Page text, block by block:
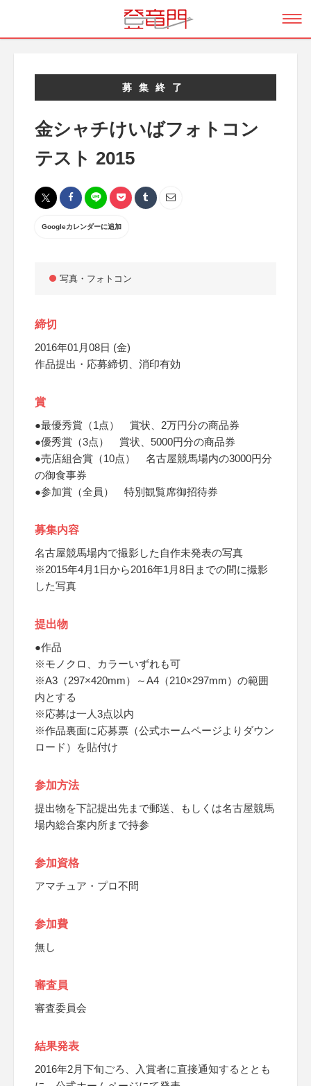
募集終了
金シャチけいばフォトコン
テスト 2015
Googleカレンダーに追加
写真・フォトコン
締切
2016年01月08日 (金)
作品提出・応募締切、消印有効
賞
●最優秀賞（1点） 賞状、2万円分の商品券
●優秀賞（3点） 賞状、5000円分の商品券
●売店組合賞（10点） 名古屋競馬場内の3000円分
の御食事券
●参加賞（全員） 特別観覧席御招待券
募集内容
名古屋競馬場内で撮影した自作未発表の写真
※2015年4月1日から2016年1月8日までの間に撮影
した写真
提出物
●作品
※モノクロ、カラーいずれも可
※A3（297×420mm）～A4（210×297mm）の範囲
内とする
※応募は一人3点以内
※作品裏面に応募票（公式ホームページよりダウン
ロード）を貼付け
参加方法
提出物を下記提出先まで郵送、もしくは名古屋競馬
場内総合案内所まで持参
参加資格
アマチュア・プロ不問
参加費
無し
審査員
審査委員会
結果発表
2016年2月下旬ごろ、入賞者に直接通知するととも